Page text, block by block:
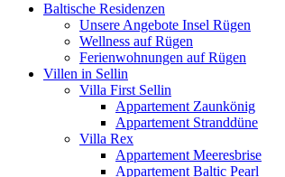
Baltische Residenzen
Unsere Angebote Insel Rügen
Wellness auf Rügen
Ferienwohnungen auf Rügen
Villen in Sellin
Villa First Sellin
Appartement Zaunkönig
Appartement Stranddüne
Villa Rex
Appartement Meeresbrise
Appartement Baltic Pearl